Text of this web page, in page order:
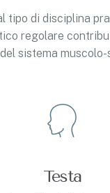
tipo di disciplina
regolare
sistema muscolo-
Testa